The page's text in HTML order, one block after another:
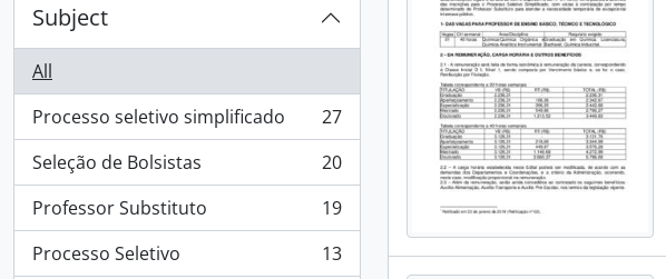
Subject
All
Processo seletivo simplificado
, 27 results
27
Seleção de Bolsistas
, 20 results
20
Professor Substituto
, 19 results
19
Processo Seletivo
, 13 results
13